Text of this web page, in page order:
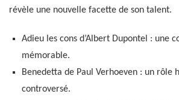
révèle une nouvelle facette de son talent.
Adieu les cons d’Albert Dupontel : une
mémorable.
Benedetta de Paul Verhoeven : un rôle
controversé.